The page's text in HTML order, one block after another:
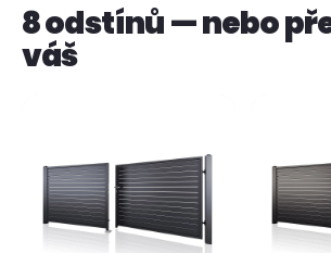
8 odstínů — nebo
váš